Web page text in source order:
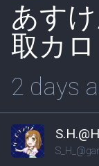
あす
取カ
2 days